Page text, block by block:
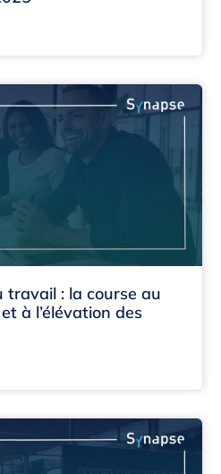
travail : la course au
à l’élévation des